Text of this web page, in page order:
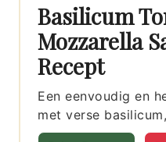
Basilicum
Mozzarella
Recept
Een eenvoudig en
met verse